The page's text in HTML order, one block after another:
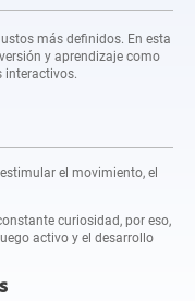
más definidos. En esta
y aprendizaje como
interactivos.
el movimiento, el
curiosidad, por eso,
activo y el desarrollo